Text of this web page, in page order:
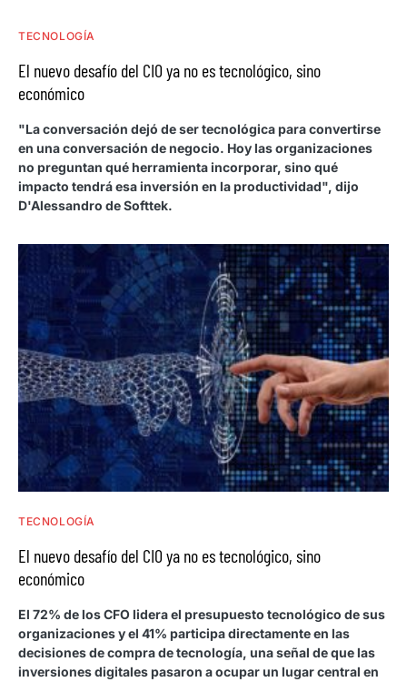
TECNOLOGÍA
El nuevo desafío del CIO ya no es tecnológico, sino
económico
"La conversación dejó de ser tecnológica para convertirse
en una conversación de negocio. Hoy las organizaciones
no preguntan qué herramienta incorporar, sino qué
impacto tendrá esa inversión en la productividad", dijo
D'Alessandro de Softtek.
TECNOLOGÍA
El nuevo desafío del CIO ya no es tecnológico, sino
económico
El 72% de los CFO lidera el presupuesto tecnológico de sus
organizaciones y el 41% participa directamente en las
decisiones de compra de tecnología, una señal de que las
inversiones digitales pasaron a ocupar un lugar central en